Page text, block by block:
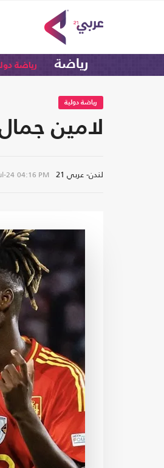
رياضة رياضة
رياضة دولية
لامين
لندن- عربي 21 24 04:16 PM